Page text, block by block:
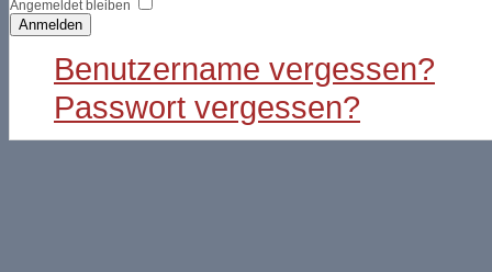
Angemeldet bleiben
Anmelden
Benutzername vergessen?
Passwort vergessen?